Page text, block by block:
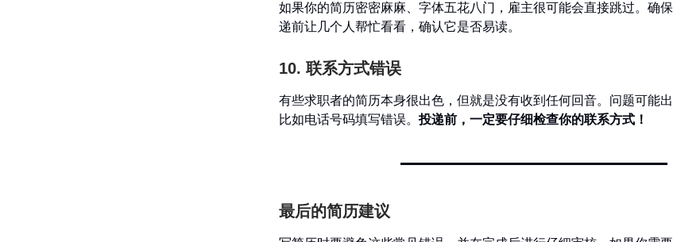
如果你的简历密密麻麻、字体五花八门，雇主很可能会直接跳过。确
递前让几个人帮忙看看，确认它是否易读。
10. 联系方式错误
有些求职者的简历本身很出色，但就是没有收到任何回音。问题可能
比如电话号码填写错误。投递前，一定要仔细检查你的联系方式！
最后的简历建议